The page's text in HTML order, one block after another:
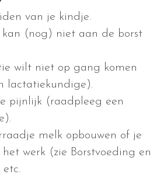
van je kindje.
kan (nog) niet aan de borst
wilt niet op gang komen
lactatiekundige).
pijnlijk (raadpleeg een
melk opbouwen of je
werk (zie Borstvoeding en
etc.